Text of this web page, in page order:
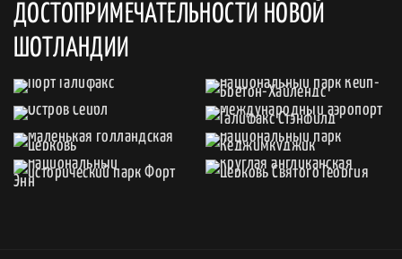
ДОСТОПРИМЕЧАТЕЛЬНОСТИ НОВОЙ
ШОТЛАНДИИ